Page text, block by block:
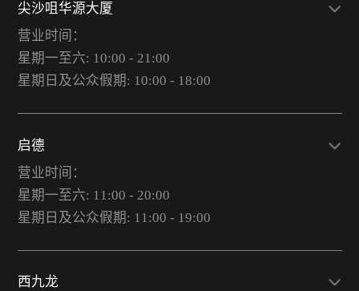
尖沙咀华源大厦
营业时间：
星期一至六: 10:00 - 21:00
星期日及公众假期: 10:00 - 18:00
启德
营业时间：
星期一至六: 11:00 - 20:00
星期日及公众假期: 11:00 - 19:00
西九龙